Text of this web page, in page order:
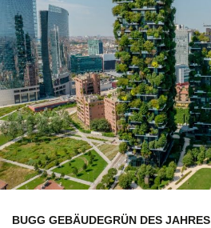
BUGG GEBÄUDEGRÜN DES JAHRES